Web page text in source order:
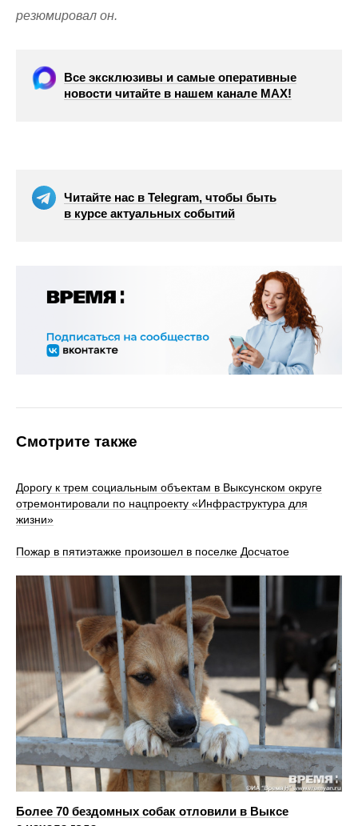
резюмировал он.
Все эксклюзивы и самые оперативные
новости читайте в нашем канале МАХ!
Читайте нас в Telegram, чтобы быть
в курсе актуальных событий
Смотрите также
Дорогу к трем социальным объектам в Выксунском округе
отремонтировали по нацпроекту «Инфраструктура для
жизни»
Пожар в пятиэтажке произошел в поселке Досчатое
Более 70 бездомных собак отловили в Выксе